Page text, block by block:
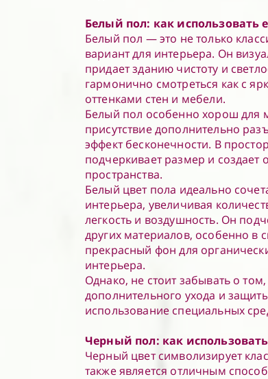
Белый пол: как использовать
Белый пол — это не только
вариант для интерьера. Он
придает зданию чистоту и
гармонично смотреться как с
оттенками стен и мебели.
Белый пол особенно хорош для
присутствие дополнительно
эффект бесконечности. В
подчеркивает размер и
пространства.
Белый цвет пола идеально
интерьера, увеличивая
легкость и воздушность. Он
других материалов, особенно в
прекрасный фон для
интерьера.
Однако, не стоит забывать о
дополнительного ухода и
использование специальных
Черный пол: как
Черный цвет символизирует
также является отличным